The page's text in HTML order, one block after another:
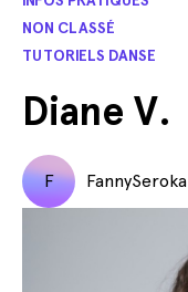
NON CLASSÉ
TUTORIELS DANSE
Diane V.
F FannySeroka